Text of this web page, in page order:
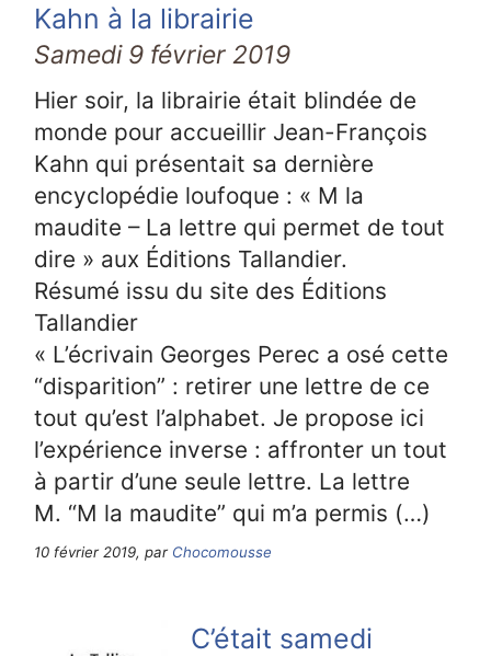
Kahn à la librairie
Samedi 9 février 2019
Hier soir, la librairie était blindée de
monde pour accueillir Jean-François
Kahn qui présentait sa dernière
encyclopédie loufoque : « M la
maudite – La lettre qui permet de tout
dire » aux Éditions Tallandier.
Résumé issu du site des Éditions
Tallandier
« L’écrivain Georges Perec a osé cette
“disparition” : retirer une lettre de ce
tout qu’est l’alphabet. Je propose ici
l’expérience inverse : affronter un tout
à partir d’une seule lettre. La lettre
M. “M la maudite” qui m’a permis (…)
10 février 2019, par Chocomousse
C’était samedi